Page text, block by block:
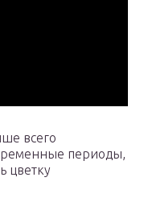
всего
периоды,
цветку